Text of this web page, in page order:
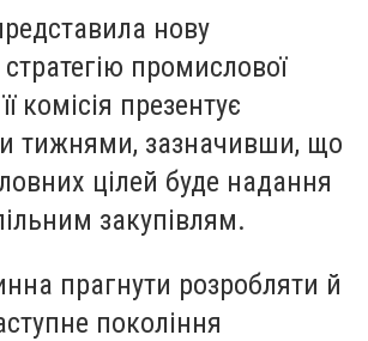
нову
промислової
комісія презентує
тижнями, зазначивши, що
цілей буде надання
закупівлям.
прагнути розробляти й
покоління